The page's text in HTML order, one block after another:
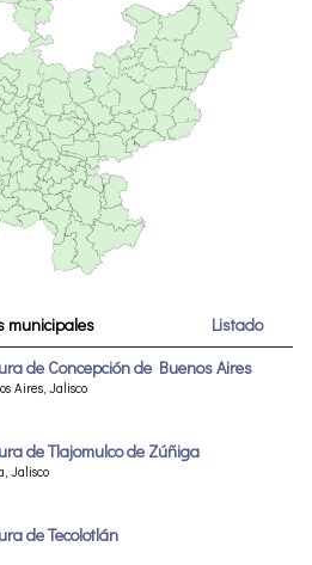
municipales
Listado
de Concepción de Buenos Aires
Aires, Jalisco
de Tlajomulco de Zúñiga
Jalisco
de Tecolotlán